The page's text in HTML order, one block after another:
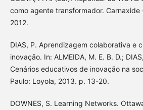
como agente transformador. Carnaxide
2012.
DIAS, P. Aprendizagem colaborativa e
inovação. In: ALMEIDA, M. E. B. D.;
Cenários educativos de inovação na
Paulo: Loyola, 2013. p. 13-20.
DOWNES, S. Learning Networks.